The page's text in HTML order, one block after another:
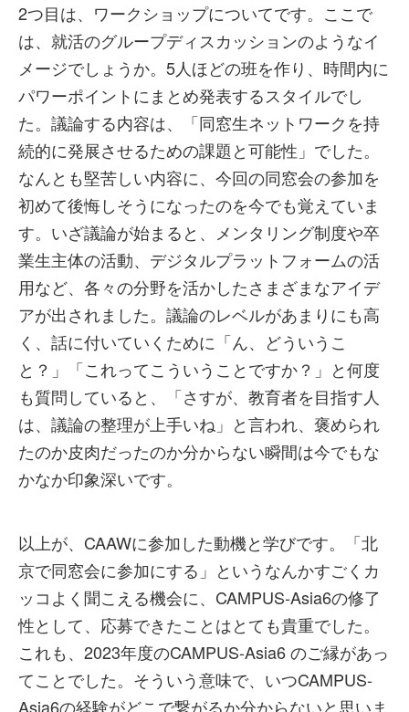
2つ目は、ワークショップについてです。ここで
は、就活のグループディスカッションのようなイ
メージでしょうか。5人ほどの班を作り、時間内に
パワーポイントにまとめ発表するスタイルでし
た。議論する内容は、「同窓生ネットワークを持
続的に発展させるための課題と可能性」でした。
なんとも堅苦しい内容に、今回の同窓会の参加を
初めて後悔しそうになったのを今でも覚えていま
す。いざ議論が始まると、メンタリング制度や卒
業生主体の活動、デジタルプラットフォームの活
用など、各々の分野を活かしたさまざまなアイデ
アが出されました。議論のレベルがあまりにも高
く、話に付いていくために「ん、どういうこ
と？」「これってこういうことですか？」と何度
も質問していると、「さすが、教育者を目指す人
は、議論の整理が上手いね」と言われ、褒められ
たのか皮肉だったのか分からない瞬間は今でもな
かなか印象深いです。
以上が、CAAWに参加した動機と学びです。「北
京で同窓会に参加にする」というなんかすごくカ
ッコよく聞こえる機会に、CAMPUS-Asia6の修了
性として、応募できたことはとても貴重でした。
これも、2023年度のCAMPUS-Asia6 のご縁があっ
てことでした。そういう意味で、いつCAMPUS-
Asia6の経験がどこで繋がるか分からないと思いま